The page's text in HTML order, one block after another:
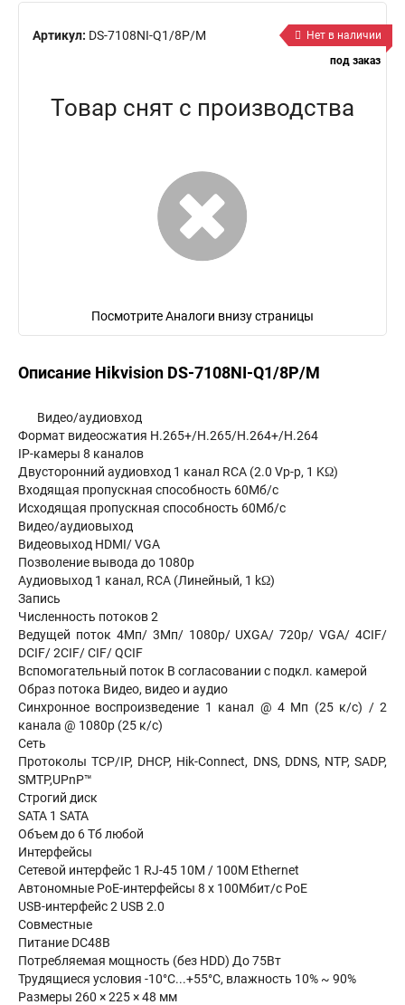
Артикул: DS-7108NI-Q1/8P/M
Нет в наличии
под заказ
Товар снят с производства
Посмотрите Аналоги внизу страницы
Описание Hikvision DS-7108NI-Q1/8P/M
Видео/аудиовход
Формат видеосжатия H.265+/H.265/H.264+/H.264
IP-камеры 8 каналов
Двусторонний аудиовход 1 канал RCA (2.0 Vp-p, 1 KΩ)
Входящая пропускная способность 60Мб/с
Исходящая пропускная способность 60Мб/с
Видео/аудиовыход
Видеовыход HDMI/ VGA
Позволение вывода до 1080р
Аудиовыход 1 канал, RCA (Линейный, 1 kΩ)
Запись
Численность потоков 2
Ведущей поток 4Мп/ 3Мп/ 1080p/ UXGA/ 720p/ VGA/ 4CIF/
DCIF/ 2CIF/ CIF/ QCIF
Вспомогательный поток В согласовании с подкл. камерой
Образ потока Видео, видео и аудио
Синхронное воспроизведение 1 канал @ 4 Мп (25 к/с) / 2
канала @ 1080р (25 к/с)
Сеть
Протоколы TCP/IP, DHCP, Hik-Connect, DNS, DDNS, NTP, SADP,
SMTP,UPnP™
Строгий диск
SATA 1 SATA
Объем до 6 Тб любой
Интерфейсы
Сетевой интерфейс 1 RJ-45 10M / 100M Ethernet
Автономные PoE-интерфейсы 8 x 100Мбит/с PoE
USB-интерфейс 2 USB 2.0
Совместные
Питание DC48В
Потребляемая мощность (без HDD) До 75Вт
Трудящиеся условия -10°C...+55°C, влажность 10% ~ 90%
Размеры 260 × 225 × 48 мм